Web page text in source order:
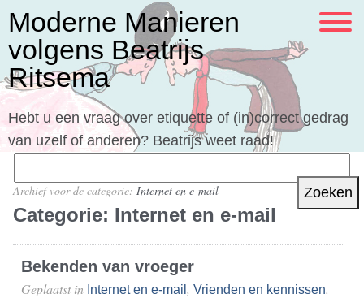
Moderne Manieren
volgens Beatrijs
Ritsema
Hebt u een vraag over etiquette of (in)correct gedrag
van uzelf of anderen? Beatrijs weet raad!
naar:
Archief voor de categorie: Internet en e-mail
Categorie: Internet en e-mail
Bekenden van vroeger
Geplaatst in Internet en e-mail , Vrienden en kennissen.